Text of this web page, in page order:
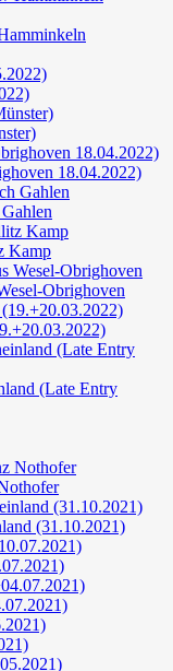
18.04.2022)
Kamp
Obrighoven
(Late Entry
(31.10.2021)